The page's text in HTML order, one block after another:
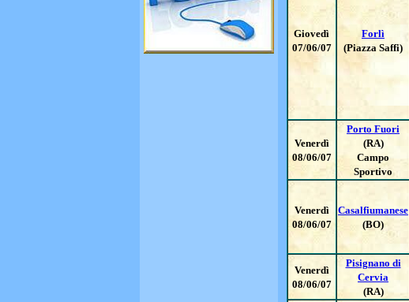
Giovedì
07/06/07
Forlì
(Piazza Saffi)
Venerdì
08/06/07
Porto Fuori
(RA)
Campo
Sportivo
Venerdì
08/06/07
Casalfiumanese
(BO)
Venerdì
08/06/07
Pisignano di
Cervia
(RA)